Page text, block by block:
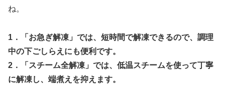
ね。
1．「お急ぎ解凍」では、短時間で解凍できるので、調理
中の下ごしらえにも便利です。
2．「スチーム全解凍」では、低温スチームを使って丁寧
に解凍し、端煮えを抑えます。